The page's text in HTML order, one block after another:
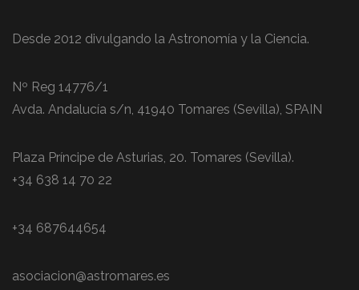
Desde 2012 divulgando la Astronomía y la Ciencia.
Nº Reg 14776/1
Avda. Andalucía s/n, 41940 Tomares (Sevilla), SPAIN
Plaza Príncipe de Asturias, 20. Tomares (Sevilla).
+34 638 14 70 22
+34 687644654
asociacion@astromares.es